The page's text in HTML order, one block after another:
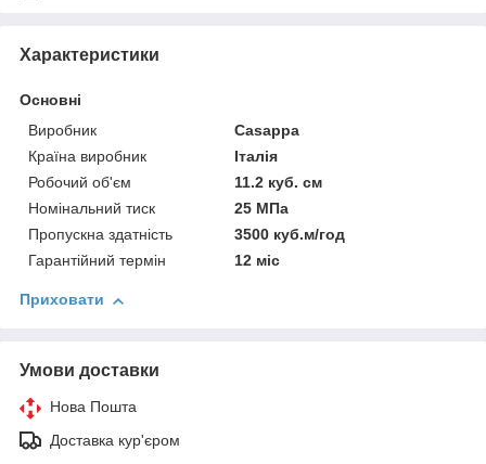
Характеристики
Основні
Виробник
Casappa
Країна виробник
Італія
Робочий об'єм
11.2 куб. см
Номінальний тиск
25 МПа
Пропускна здатність
3500 куб.м/год
Гарантійний термін
12 міс
Приховати
Умови доставки
Нова Пошта
Доставка кур'єром